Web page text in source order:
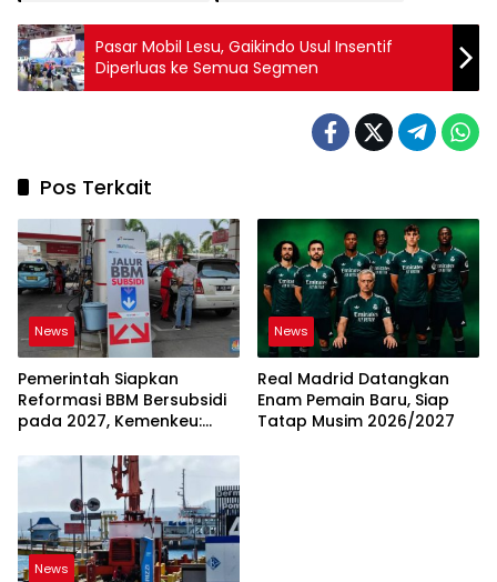
Pasar Mobil Lesu, Gaikindo Usul Insentif
Diperluas ke Semua Segmen
Pos Terkait
News
Pemerintah Siapkan
Reformasi BBM Bersubsidi
pada 2027, Kemenkeu:
dan Berkeadilan
News
Real Madrid Datangkan
Enam Pemain Baru, Siap
Tatap Musim 2026/2027
News